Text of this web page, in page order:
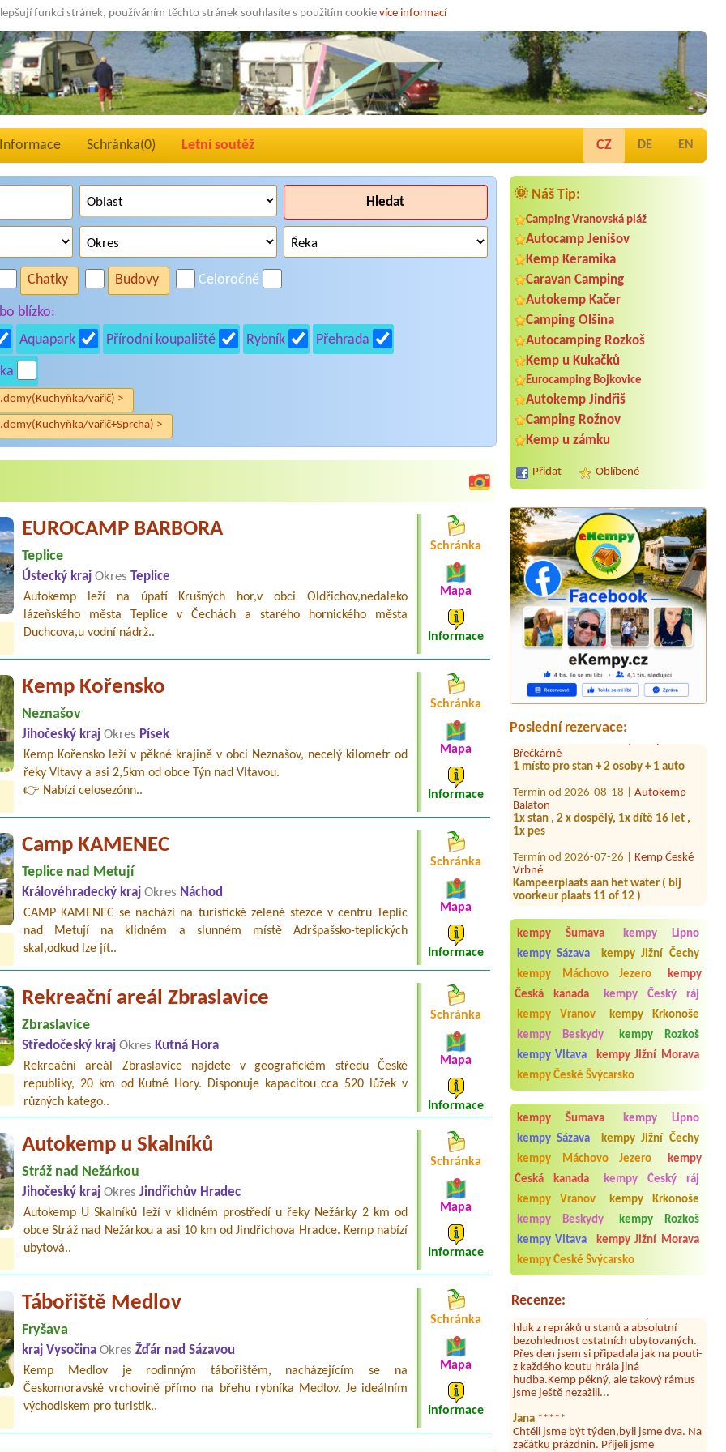
funkci stránek, používáním těchto stránek souhlasíte s použitím cookie více informací
Informace Schránka(0) Letní soutěž CZ DE EN
🌞 Náš Tip:
Camping Vranovská pláž
Autocamp Jenišov
Kemp Keramika
Caravan Camping
Autokemp Kačer
Camping Olšina
Autocamping Rozkoš
Kemp u Kukačků
Eurocamping Bojkovice
Autokemp Jindřiš
Camping Rožnov
Kemp u zámku
Přidat Oblíbené
Poslední rezervace:
Termín od 2026-08-12 |Pension a
autokemp Klášterský Mlýn
místo pro jeden stan, dva dospělí, dvě
Termín od 2026-09-12 | RS Sycherák
12Personen + 2 kinder
Termín od 2026-08-01 |
1 místo pro stan + 2 osoby + 1 auto
Balaton
1x stan , 2 x dospělý, 1x dítě 16 let ,
1x pes
Vrbné
Kampeerplaats aan het water ( bij
voorkeur plaats 11 of 12 )
BROZANY
1 Stellplatz mit Strom
Termín od 2026-09-24 | Autokemp
Podhoří
1Stellplatz für einen
Camper(kl.Bus)mit Elektrizität
Podskalí
1 místo pro stan, 2 dospělí a 1 dítě
Termín od 2026-07-25 |Camp Horní
Lipka
Termín od 2026-08-07 |Autokemp
kempy Šumava
kempy Lipno
kempy Sázava
kempy Jižní Čechy
kempy Máchovo Jezero
kempy
Česká kanada
kempy Český ráj
kempy Vranov
kempy Krkonoše
kempy Beskydy
kempy Rozkoš
kempy Vltava
kempy Jižní Morava
kempy České Švýcarsko
kempy Šumava
kempy Lipno
kempy Sázava
kempy Jižní Čechy
kempy Máchovo Jezero
kempy
Česká kanada
kempy Český ráj
kempy Vranov
kempy Krkonoše
kempy Beskydy
kempy Rozkoš
kempy Vltava
kempy Jižní Morava
kempy České Švýcarsko
Recenze:
Aneta Melicharová
***
2026. Kemp jako takový je pěkný. V
umývárně i na WC bylo vždy čisto,
množství návštěvníků není
samozřejmost. V kempu je obchod a
Co nás ale velice zklamalo byl celodenní
bezohlednost ostatních ubytovaných.
Přes den jsem si připadala jak na pouti-
z každého koutu hrála jiná
hudba.Kemp pěkný, ale takový rámus
jsme ještě nezažili...
Chtěli jsme být týden,byli jsme dva. Na
začátku prázdnin. Přijeli jsme
karavanem. Klid pohoda socialky nové
Hledat
Chatky Budovy Celoročně
blízko:
Aquapark Přírodní koupaliště Rybník Přehrada
vařič) >
vařič+Sprcha) >
EUROCAMP BARBORA
Teplice
Ústecký krajOkres Teplice
Autokemp leží na úpatí Krušných hor,v obci Oldřichov,nedaleko
lázeňského města Teplice v Čechách a starého hornického města
Duchcova,u vodní nádrž..
Schránka
Mapa
Informace
Kemp Kořensko
Neznašov
Jihočeský krajOkres Písek
Kemp Kořensko leží v pěkné krajině v obci Neznašov, necelý kilometr od
řeky Vltavy a asi 2,5km od obce Týn nad Vltavou.
👉 Nabízí celosezónn..
Schránka
Mapa
Informace
Camp KAMENEC
Teplice nad Metují
Královéhradecký krajOkres Náchod
CAMP KAMENEC se nachází na turistické zelené stezce v centru Teplic
nad Metují na klidném a slunném místě Adršpašsko-teplických
skal,odkud lze jít..
Schránka
Mapa
Informace
Rekreační areál Zbraslavice
Zbraslavice
Středočeský krajOkres Kutná Hora
Rekreační areál Zbraslavice najdete v geografickém středu České
republiky, 20 km od Kutné Hory. Disponuje kapacitou cca 520 lůžek v
různých katego..
Schránka
Mapa
Informace
Autokemp u Skalníků
Stráž nad Nežárkou
Jihočeský krajOkres Jindřichův Hradec
Autokemp U Skalníků leží v klidném prostředí u řeky Nežárky 2 km od
obce Stráž nad Nežárkou a asi 10 km od Jindřichova Hradce. Kemp nabízí
ubytová..
Schránka
Mapa
Informace
Tábořiště Medlov
Fryšava
kraj VysočinaOkres Žďár nad Sázavou
Kemp Medlov je rodinným tábořištěm, nacházejícím se na
Českomoravské vrchovině přímo na břehu rybníka Medlov. Je ideálním
východiskem pro turistik..
Schránka
Mapa
Informace